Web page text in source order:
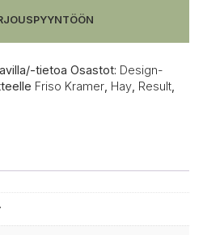
tietoa Osastot: Design-
Friso Kramer Hay Result